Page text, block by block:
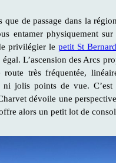
que de passage dans la
entamer physiquement sur
privilégier le petit St Bernard
égal. L’ascension des Arcs
route très fréquentée,
ni jolis points de vue.
dévoile une
alors un petit lot de